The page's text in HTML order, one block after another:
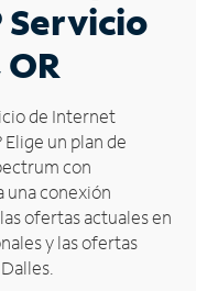
Servicio
de Internet
un plan de
con
una conexión
ofertas actuales en
y las ofertas